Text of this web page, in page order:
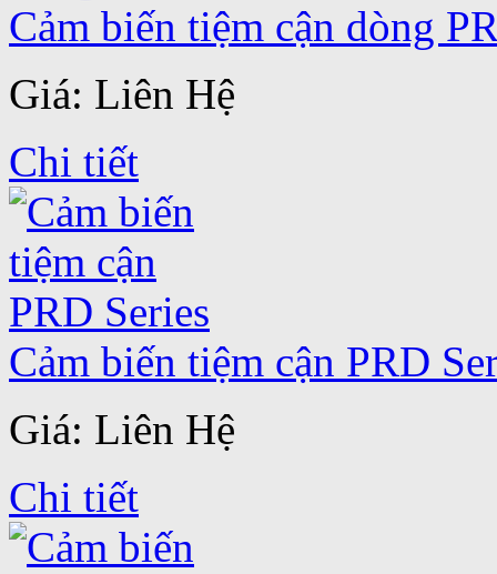
Cảm biến tiệm cận dòng
Giá: Liên Hệ
Chi tiết
Cảm biến tiệm cận PRD
Giá: Liên Hệ
Chi tiết